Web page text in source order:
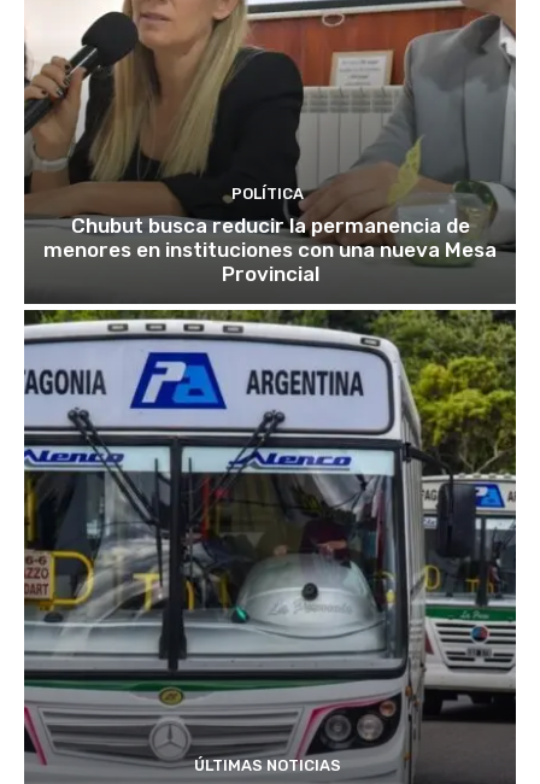
POLÍTICA
Chubut busca reducir la permanencia de
menores en instituciones con una nueva Mesa
Provincial
ÚLTIMAS NOTICIAS